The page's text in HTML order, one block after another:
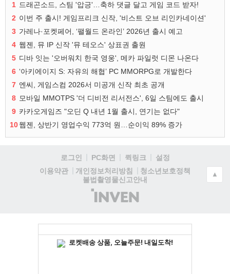
1 드래곤소드, 스팀 '압긍'…축하 댓글 달고 게임 코드 받자!
2 이번 주 출시! 게임프리크 신작, '비스트 오브 리인카네이션'
3 가레나·포켓페어, ‘팰월드 온라인’ 2026년 출시 예고
4 웹젠, 뮤 IP 신작 '뮤 테오스' 상표권 출원
5 디바 잇는 '오버워치 한국 영웅', 메카 파일럿 디몬 나온다
6 ‘아키에이지 S: 자유의 해협’ PC MMORPG로 개발한다
7 엔씨, 게임스컴 2026서 미공개 신작 최초 공개
8 모바일 MMOTPS '더 디비전 리서전스', 6일 스팀에도 출시
9 카카오게임즈 "오딘 Q 내년 1월 출시, 연기는 없다"
10웹젠, 상반기 영업수익 773억 원…순이익 89% 증가
로그인 PC화면 퀵링크
설정
이용약관
개인정보처리방침
청소년보호정책
불법촬영물신고안내
(주)
인
▲